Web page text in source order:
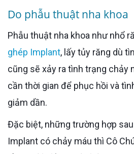
Do phẫu thuật nha khoa
Phẫu thuật nha khoa như nhổ
ghép Implant, lấy tủy răng dù
cũng sẽ xảy ra tình trạng chảy
cần thời gian để phục hồi và
giảm dần.
Đặc biệt, những trường hợp sau khi trồng răng
Implant có chảy máu thì Cô